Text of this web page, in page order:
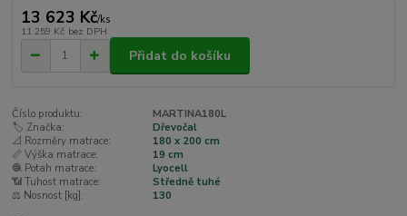
13 623 Kč/ks
11 259 Kč bez DPH
Přidat do košíku
Číslo produktu:
MARTINA180L
🏷️ Značka:
Dřevočal
📐 Rozměry matrace:
180 x 200 cm
📏 Výška matrace:
19 cm
🧶 Potah matrace:
Lyocell
📶 Tuhost matrace:
Středně tuhé
⚖️ Nosnost [kg]:
130